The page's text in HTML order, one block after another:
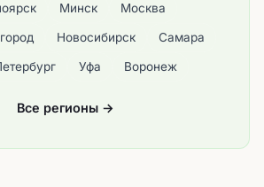
Минск Москва
Новосибирск Самара
Уфа Воронеж
Все регионы →